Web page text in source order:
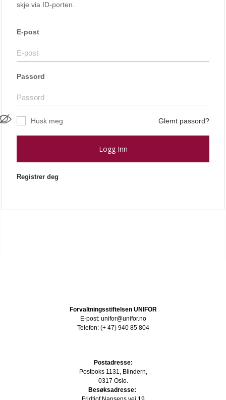
skje via ID-porten.
E-post
Passord
Husk meg Glemt passord?
Logg Inn
Registrer deg
Forvaltningsstiftelsen UNIFOR
E-post: unifor@unifor.no
Telefon: (+ 47) 940 85 804
Postadresse:
Postboks 1131, Blindern,
0317 Oslo.
Besøksadresse: